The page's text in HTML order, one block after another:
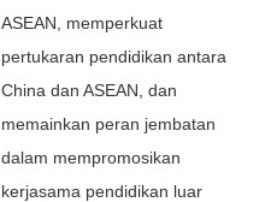
ASEAN, memperkuat
pertukaran pendidikan antara
China dan ASEAN, dan
memainkan peran jembatan
dalam mempromosikan
kerjasama pendidikan luar